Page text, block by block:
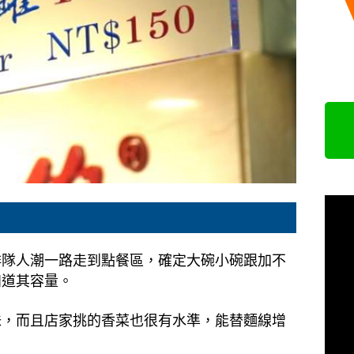
人潮一路走到點餐區，確定大碗小碗跟加不
其容量。
而且店家挑的香菜也很有水準，能替麵線增